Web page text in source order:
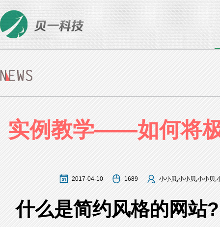
实例教学——如何将
2017-04-10 1689 小小贝,小小贝,小小贝,
什么是简约风格的网站?